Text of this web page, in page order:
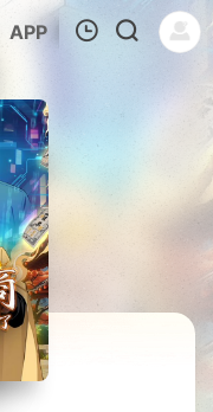
APP